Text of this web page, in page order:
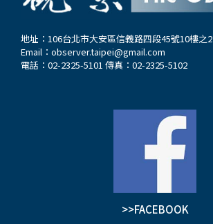
地址：106台北市大安區信義路四段45號10樓之2
Email： observer.taipei@gmail.com
電話：02-2325-5101 傳真：02-2325-5102
>>FACEBOOK